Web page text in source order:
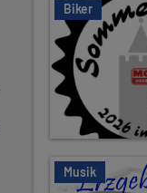
Biker
Musik